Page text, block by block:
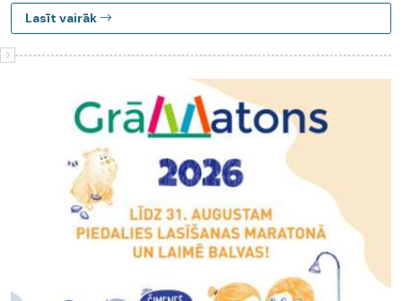
Lasīt vairāk